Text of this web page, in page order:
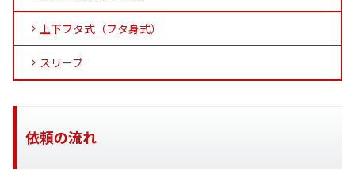
上下フタ式（フタ身式）
スリーブ
依頼の流れ